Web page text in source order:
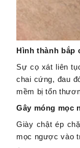
Hình thành bắp
Sự cọ xát liên
chai cứng, đau
mềm bị tổn
Gây móng mọc
Giày chật ép
mọc ngược vào